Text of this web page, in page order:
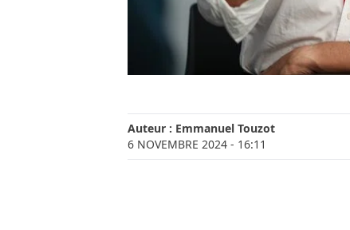
Auteur : Emmanuel Touzot
6 NOVEMBRE 2024 - 16:11